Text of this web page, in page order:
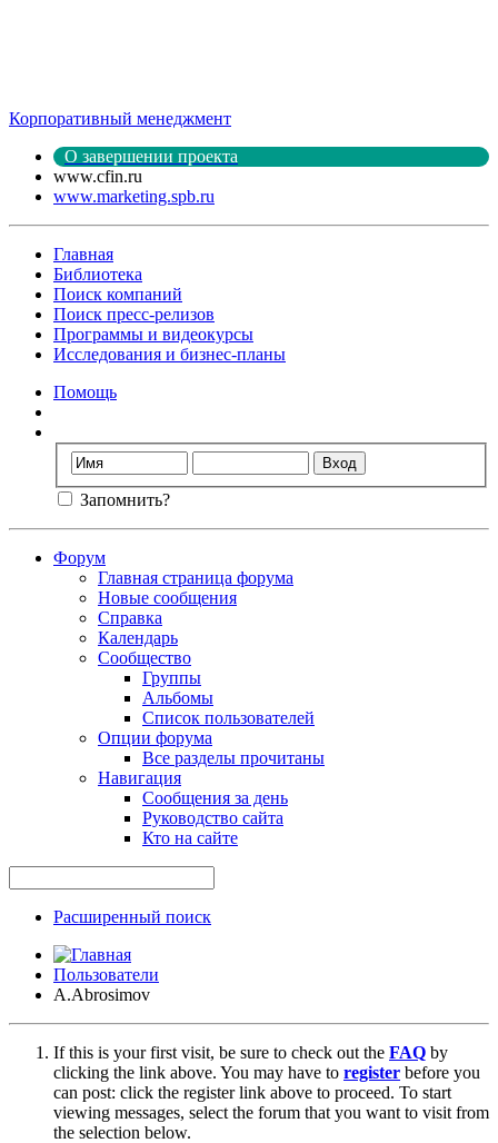
Корпоративный менеджмент
О завершении проекта
www.cfin.ru
www.marketing.spb.ru
Главная
Библиотека
Поиск компаний
Поиск пресс-релизов
Программы и видеокурсы
Исследования и бизнес-планы
Помощь
Запомнить?
Форум
Главная страница форума
Новые сообщения
Справка
Календарь
Сообщество
Группы
Альбомы
Список пользователей
Опции форума
Все разделы прочитаны
Навигация
Сообщения за день
Руководство сайта
Кто на сайте
Расширенный поиск
Пользователи
A.Abrosimov
If this is your first visit, be sure to check out the FAQ by
clicking the link above. You may have to register before you
can post: click the register link above to proceed. To start
viewing messages, select the forum that you want to visit from
the selection below.